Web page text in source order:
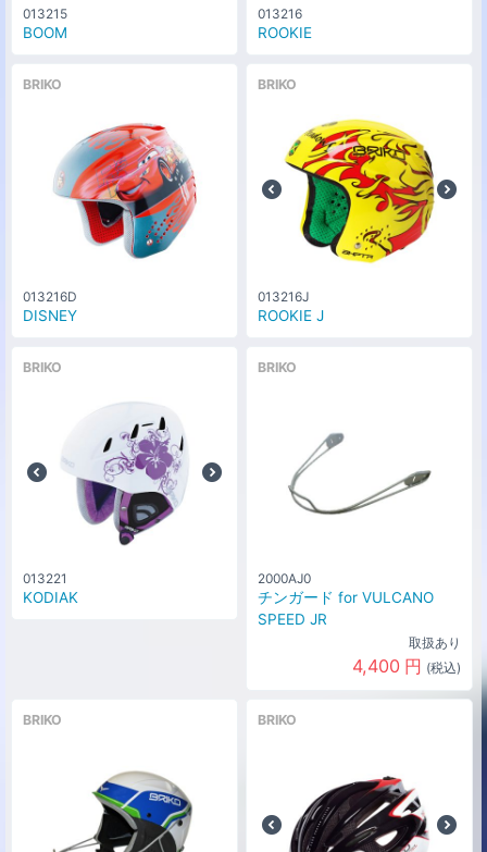
013215
BOOM
013216
ROOKIE
BRIKO
013216D
DISNEY
BRIKO
013216J
ROOKIE J
BRIKO
013221
KODIAK
BRIKO
2000AJ0
チンガード for VULCANO
SPEED JR
取扱あり
4,400 円 (税込)
BRIKO BRIKO